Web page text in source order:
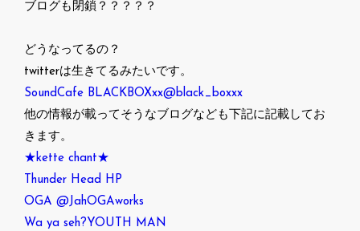
ブログも閉鎖？？？？？
どうなってるの？
twitterは生きてるみたいです。
SoundCafe BLACKBOXxx@black_boxxx
他の情報が載ってそうなブログなども下記に記載してお
きます。
★kette chant★
Thunder Head HP
OGA @JahOGAworks
Wa ya seh?YOUTH MAN